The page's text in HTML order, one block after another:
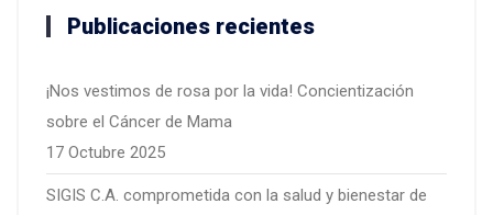
Publicaciones recientes
¡Nos vestimos de rosa por la vida! Concientización
sobre el Cáncer de Mama
17 Octubre 2025
SIGIS C.A. comprometida con la salud y bienestar de